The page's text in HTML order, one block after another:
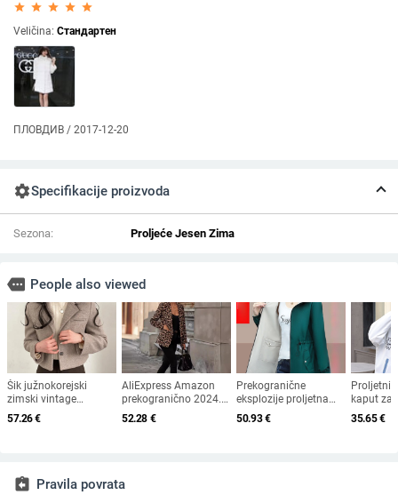
star_rate
star_rate
star_rate
star_rate
star_rate
Veličina: Стандартен
ПЛОВДИВ / 2017-12-20
settingsSpecifikacije proizvoda
Sezona: Proljeće Jesen Zima
more People also viewed
Šik južnokorejski
zimski vintage
jednostavan vrhunski
ovratnik s jednim
57.26€
AliExpress Amazon
prekogranično 2024.
Novi europski i
američki modni trend
na posao, malo
52.28 €
Prekogranične
eksplozije proljetna
vjetrovka za žene dugi
kaput veleprodaja
50.93€
Proljetni
kaput za
nižih
škole,
35.65€
assignment_return Pravila povrata